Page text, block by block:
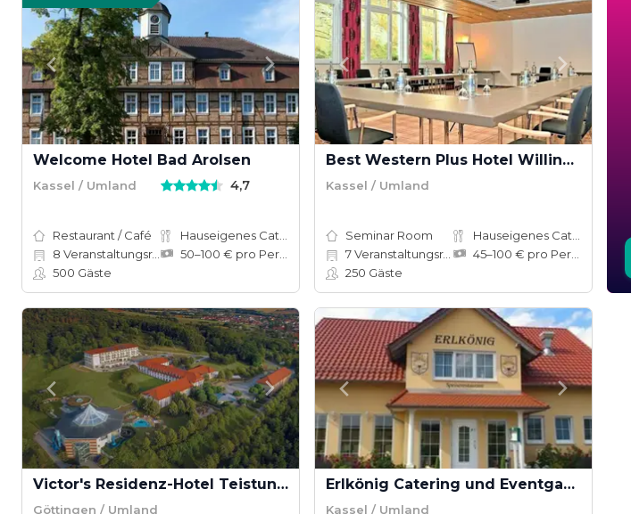
Welcome Hotel Bad Arolsen
Kassel / Umland 4,7
Restaurant / Café
8 Veranstaltungsräume
500 Gäste
Best Western Plus Hotel Willingen
Kassel / Umland
Seminar Room
7Veranstaltungsräume
250 Gäste
Victor's Residenz-Hotel Teistungenburg
Göttingen / Umland
Erlkönig Catering und Eventgastronomie
Kassel / Umland